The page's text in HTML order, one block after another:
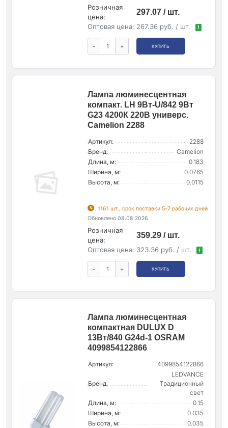
Розничная
цена:
297.07 / шт.
Оптовая цена: 267.36 руб. / шт. !
- + КУПИТЬ
Лампа люминесцентная
компакт. LH 9Вт-U/842 9Вт
G23 4200К 220В универс.
Camelion 2288
Артикул:
2288
Бренд:
Camelion
Длина, м:
0.183
Ширина, м:
0.0765
Высота, м:
0.0115
1161 шт., срок поставки 5-7 рабочих дней
Обновлено 08.08.2026
Розничная
цена:
359.29 / шт.
Оптовая цена: 323.36 руб. / шт. !
- + КУПИТЬ
Лампа люминесцентная
компактная DULUX D
13Вт/840 G24d-1 OSRAM
4099854122866
Артикул: 4099854122866
Бренд:
LEDVANCE
Традиционный
свет
Длина, м:
0.15
Ширина, м:
0.035
Высота, м:
0.035